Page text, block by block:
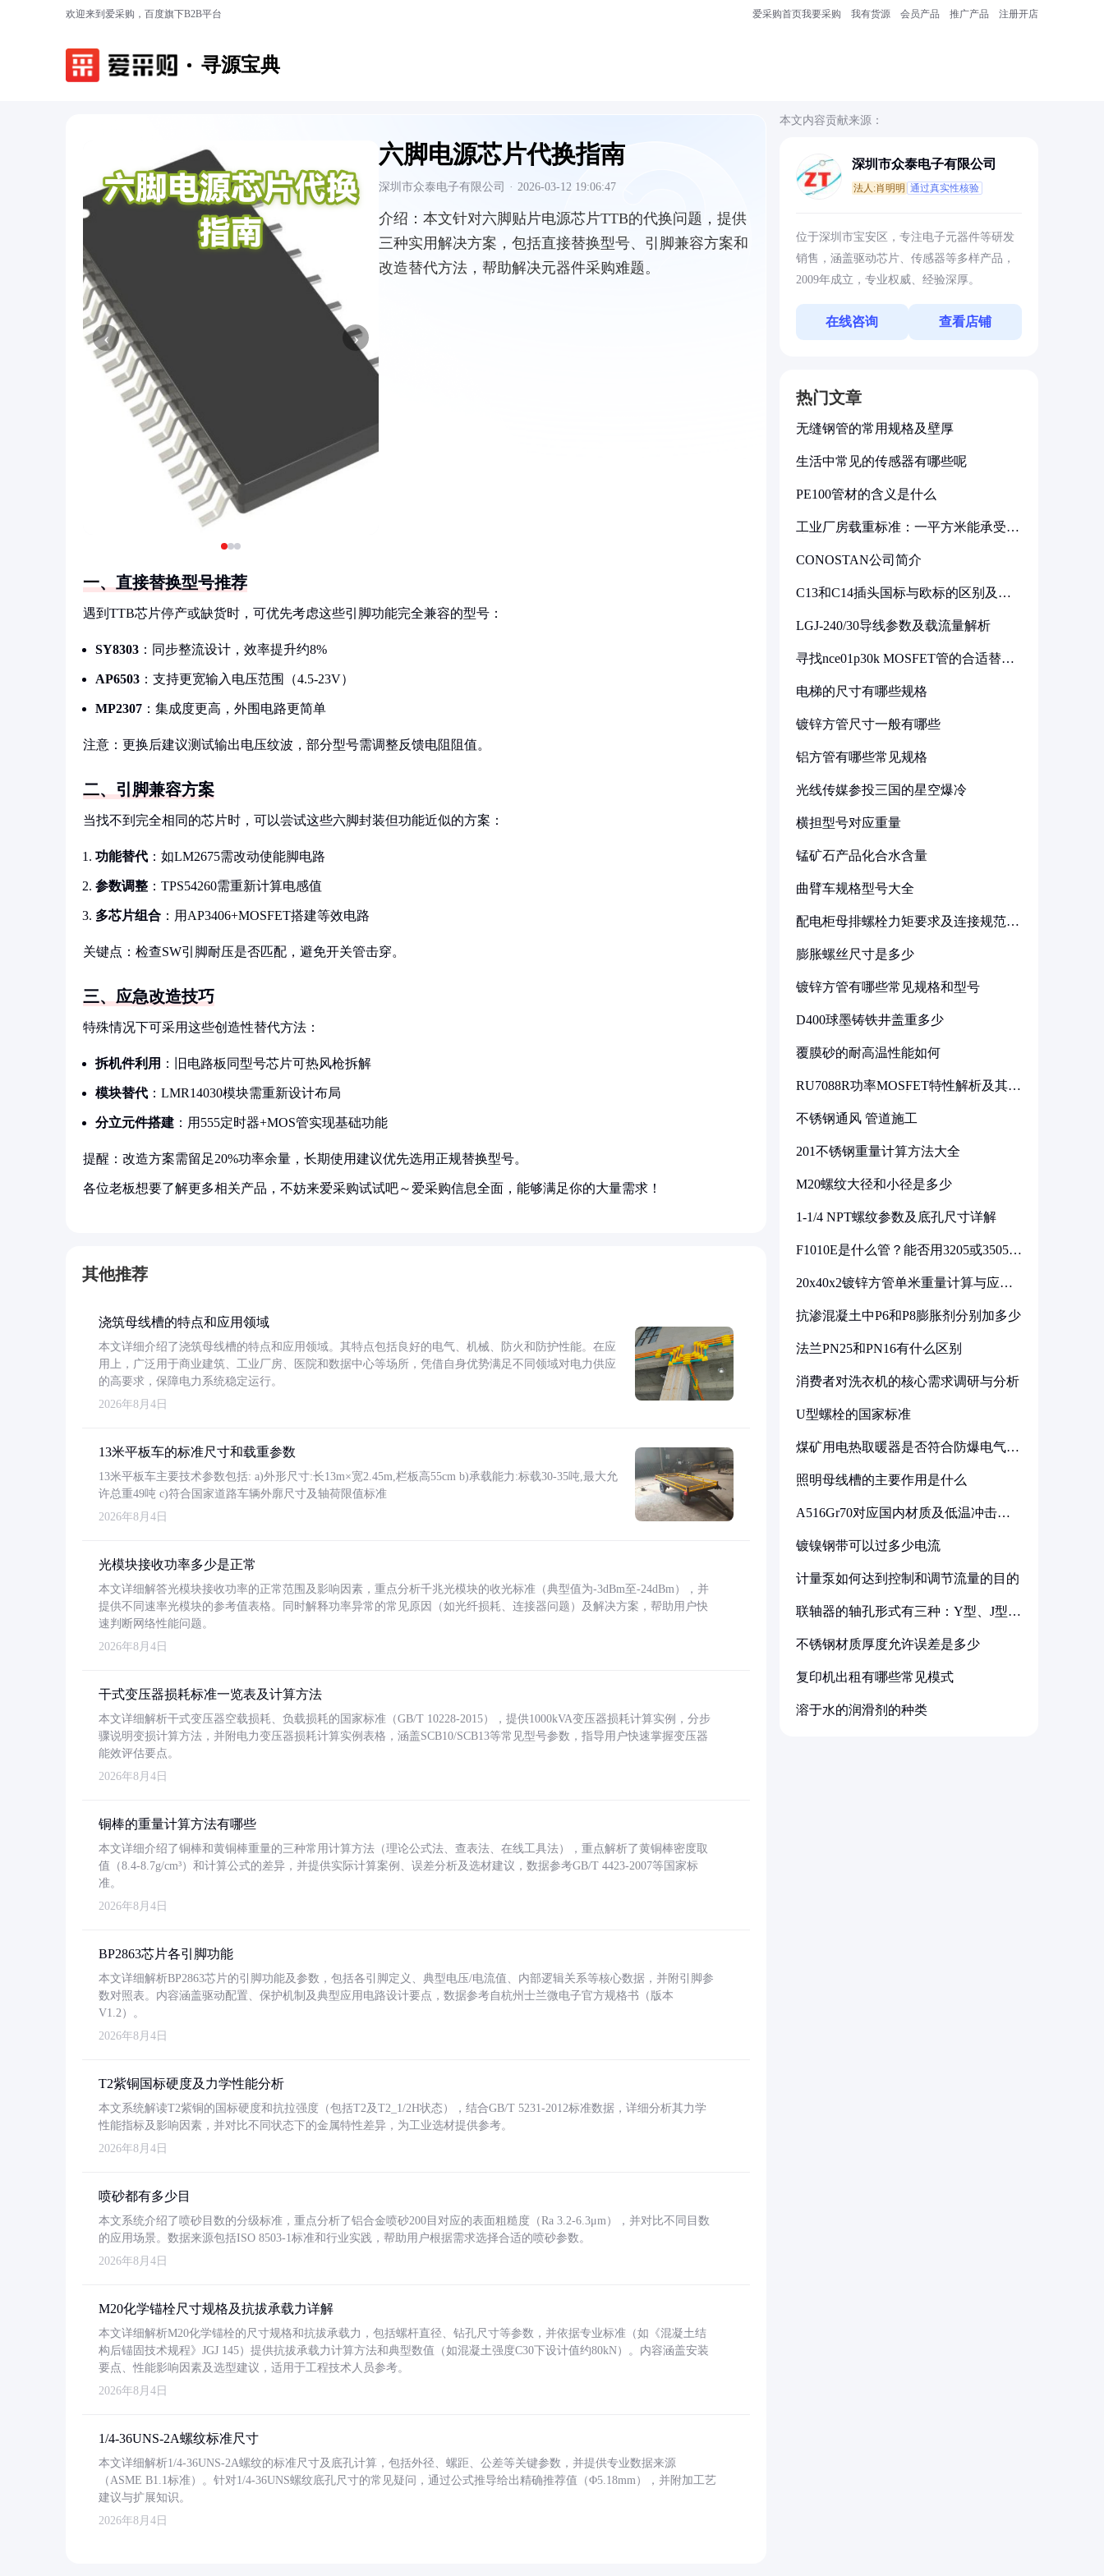
欢迎来到爱采购，百度旗下B2B平台 爱采购首页我要采购 我有货源 会员产品 推广产品 注册开店
寻源宝典
‹ ›
六脚电源芯片代换指南
深圳市众泰电子有限公司 · 2026-03-12 19:06:47
介绍： 本文针对六脚贴片电源芯片TTB的代换问题，提供
三种实用解决方案，包括直接替换型号、引脚兼容方案和
改造替代方法，帮助解决元器件采购难题。
一、直接替换型号推荐
遇到TTB芯片停产或缺货时，可优先考虑这些引脚功能完全兼容的型号：
SY8303 ：同步整流设计，效率提升约8%
AP6503 ：支持更宽输入电压范围（4.5-23V）
MP2307 ：集成度更高，外围电路更简单
注意：更换后建议测试输出电压纹波，部分型号需调整反馈电阻阻值。
二、引脚兼容方案
当找不到完全相同的芯片时，可以尝试这些六脚封装但功能近似的方案：
功能替代 ：如LM2675需改动使能脚电路
参数调整 ：TPS54260需重新计算电感值
多芯片组合 ：用AP3406+MOSFET搭建等效电路
关键点：检查SW引脚耐压是否匹配，避免开关管击穿。
三、应急改造技巧
特殊情况下可采用这些创造性替代方法：
拆机件利用 ：旧电路板同型号芯片可热风枪拆解
模块替代 ：LMR14030模块需重新设计布局
分立元件搭建 ：用555定时器+MOS管实现基础功能
提醒：改造方案需留足20%功率余量，长期使用建议优先选用正规替换型号。
各位老板想要了解更多相关产品，不妨来爱采购试试吧～爱采购信息全面，能够满足你的大量需求！
其他推荐
浇筑母线槽的特点和应用领域
本文详细介绍了浇筑母线槽的特点和应用领域。其特点包括良好的电气、机械、防火和防护性能。在应
用上，广泛用于商业建筑、工业厂房、医院和数据中心等场所，凭借自身优势满足不同领域对电力供应
的高要求，保障电力系统稳定运行。
2026年8月4日
13米平板车的标准尺寸和载重参数
13米平板车主要技术参数包括: a)外形尺寸:长13m×宽2.45m,栏板高55cm b)承载能力:标载30-35吨,最大允
许总重49吨 c)符合国家道路车辆外廓尺寸及轴荷限值标准
2026年8月4日
光模块接收功率多少是正常
本文详细解答光模块接收功率的正常范围及影响因素，重点分析千兆光模块的收光标准（典型值为-3dBm至-24dBm），并
提供不同速率光模块的参考值表格。同时解释功率异常的常见原因（如光纤损耗、连接器问题）及解决方案，帮助用户快
速判断网络性能问题。
2026年8月4日
干式变压器损耗标准一览表及计算方法
本文详细解析干式变压器空载损耗、负载损耗的国家标准（GB/T 10228-2015），提供1000kVA变压器损耗计算实例，分步
骤说明变损计算方法，并附电力变压器损耗计算实例表格，涵盖SCB10/SCB13等常见型号参数，指导用户快速掌握变压器
能效评估要点。
2026年8月4日
铜棒的重量计算方法有哪些
本文详细介绍了铜棒和黄铜棒重量的三种常用计算方法（理论公式法、查表法、在线工具法），重点解析了黄铜棒密度取
值（8.4-8.7g/cm³）和计算公式的差异，并提供实际计算案例、误差分析及选材建议，数据参考GB/T 4423-2007等国家标
准。
2026年8月4日
BP2863芯片各引脚功能
本文详细解析BP2863芯片的引脚功能及参数，包括各引脚定义、典型电压/电流值、内部逻辑关系等核心数据，并附引脚参
数对照表。内容涵盖驱动配置、保护机制及典型应用电路设计要点，数据参考自杭州士兰微电子官方规格书（版本
V1.2）。
2026年8月4日
T2紫铜国标硬度及力学性能分析
本文系统解读T2紫铜的国标硬度和抗拉强度（包括T2及T2_1/2H状态），结合GB/T 5231-2012标准数据，详细分析其力学
性能指标及影响因素，并对比不同状态下的金属特性差异，为工业选材提供参考。
2026年8月4日
喷砂都有多少目
本文系统介绍了喷砂目数的分级标准，重点分析了铝合金喷砂200目对应的表面粗糙度（Ra 3.2-6.3μm），并对比不同目数
的应用场景。数据来源包括ISO 8503-1标准和行业实践，帮助用户根据需求选择合适的喷砂参数。
2026年8月4日
M20化学锚栓尺寸规格及抗拔承载力详解
本文详细解析M20化学锚栓的尺寸规格和抗拔承载力，包括螺杆直径、钻孔尺寸等参数，并依据专业标准（如《混凝土结
构后锚固技术规程》JGJ 145）提供抗拔承载力计算方法和典型数值（如混凝土强度C30下设计值约80kN）。内容涵盖安装
要点、性能影响因素及选型建议，适用于工程技术人员参考。
2026年8月4日
1/4-36UNS-2A螺纹标准尺寸
本文详细解析1/4-36UNS-2A螺纹的标准尺寸及底孔计算，包括外径、螺距、公差等关键参数，并提供专业数据来源
（ASME B1.1标准）。针对1/4-36UNS螺纹底孔尺寸的常见疑问，通过公式推导给出精确推荐值（Φ5.18mm），并附加工艺
建议与扩展知识。
2026年8月4日
本文内容贡献来源：
深圳市众泰电子有限公司
法人:肖明明 通过真实性核验
位于深圳市宝安区，专注电子元器件等研发
销售，涵盖驱动芯片、传感器等多样产品，
2009年成立，专业权威、经验深厚。
在线咨询 查看店铺
热门文章
无缝钢管的常用规格及壁厚
生活中常见的传感器有哪些呢
PE100管材的含义是什么
工业厂房载重标准：一平方米能承受多
CONOSTAN公司简介
C13和C14插头国标与欧标的区别及其
LGJ-240/30导线参数及载流量解析
寻找nce01p30k MOSFET管的合适替代
电梯的尺寸有哪些规格
镀锌方管尺寸一般有哪些
铝方管有哪些常见规格
光线传媒参投三国的星空爆冷
横担型号对应重量
锰矿石产品化合水含量
曲臂车规格型号大全
配电柜母排螺栓力矩要求及连接规范详
膨胀螺丝尺寸是多少
镀锌方管有哪些常见规格和型号
D400球墨铸铁井盖重多少
覆膜砂的耐高温性能如何
RU7088R功率MOSFET特性解析及其在
不锈钢通风 管道施工
201不锈钢重量计算方法大全
M20螺纹大径和小径是多少
1-1/4 NPT螺纹参数及底孔尺寸详解
F1010E是什么管？能否用3205或3505代
20x40x2镀锌方管单米重量计算与应用
抗渗混凝土中P6和P8膨胀剂分别加多少
法兰PN25和PN16有什么区别
消费者对洗衣机的核心需求调研与分析
U型螺栓的国家标准
煤矿用电热取暖器是否符合防爆电气设
照明母线槽的主要作用是什么
A516Gr70对应国内材质及低温冲击要
镀镍钢带可以过多少电流
计量泵如何达到控制和调节流量的目的
联轴器的轴孔形式有三种：Y型、J型、
不锈钢材质厚度允许误差是多少
复印机出租有哪些常见模式
溶于水的润滑剂的种类